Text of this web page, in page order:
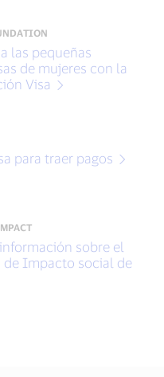
las pequeñas
de mujeres con la
Visa
para traer pagos
sobre el
de Impacto social de